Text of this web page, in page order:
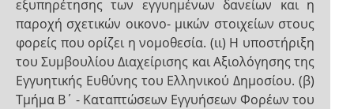
εξυπηρέτησης των εγγυημένων δανείων και η
παροχή σχετικών οικονο- μικών στοιχείων στους
φορείς που ορίζει η νομοθεσία. (ιι) Η υποστήριξη
του Συμβουλίου Διαχείρισης και Αξιολόγησης της
Εγγυητικής Ευθύνης του Ελληνικού Δημοσίου. (β)
Τμήμα Β΄ - Καταπτώσεων Εγγυήσεων Φορέων του